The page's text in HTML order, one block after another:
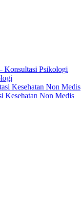
Konsultasi Psikologi
Kesehatan Non Medis
Kesehatan Non Medis